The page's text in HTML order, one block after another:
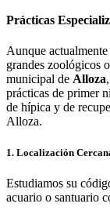
Prácticas
Aunque
grandes zoológicos
municipal de Alloza
prácticas de primer
de hípica y de
Alloza.
1. Localización
Estudiamos su
acuario o santuario